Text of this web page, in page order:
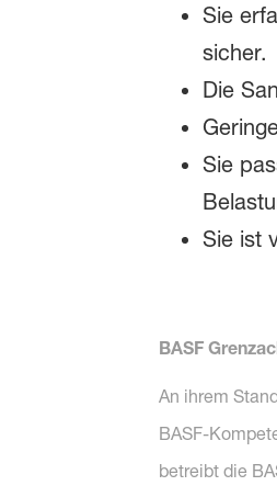
Sie
sicher.
Die
Sie
Sie ist
BASF
An ihrem
BASF-
betreibt die